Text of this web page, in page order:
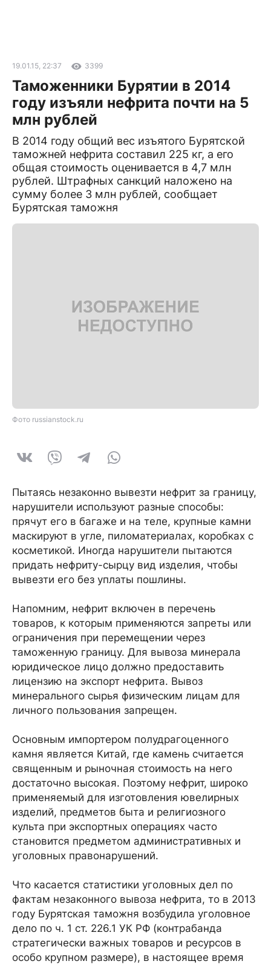
19.01.15, 22:37 3399
Таможенники Бурятии в 2014
году изъяли нефрита почти на 5
млн рублей
В 2014 году общий вес изъятого Бурятской
таможней нефрита составил 225 кг, а его
общая стоимость оценивается в 4,7 млн
рублей. Штрафных санкций наложено на
сумму более 3 млн рублей, сообщает
Бурятская таможня
Фото russianstock.ru
Пытаясь незаконно вывезти нефрит за границу,
нарушители используют разные способы:
прячут его в багаже и на теле, крупные камни
маскируют в угле, пиломатериалах, коробках с
косметикой. Иногда нарушители пытаются
придать нефриту-сырцу вид изделия, чтобы
вывезти его без уплаты пошлины.
Напомним, нефрит включен в перечень
товаров, к которым применяются запреты или
ограничения при перемещении через
таможенную границу. Для вывоза минерала
юридическое лицо должно предоставить
лицензию на экспорт нефрита. Вывоз
минерального сырья физическим лицам для
личного пользования запрещен.
Основным импортером полудрагоценного
камня является Китай, где камень считается
священным и рыночная стоимость на него
достаточно высокая. Поэтому нефрит, широко
применяемый для изготовления ювелирных
изделий, предметов быта и религиозного
культа при экспортных операциях часто
становится предметом административных и
уголовных правонарушений.
Что касается статистики уголовных дел по
фактам незаконного вывоза нефрита, то в 2013
году Бурятская таможня возбудила уголовное
дело по ч. 1 ст. 226.1 УК РФ (контрабанда
стратегически важных товаров и ресурсов в
особо крупном размере), в настоящее время